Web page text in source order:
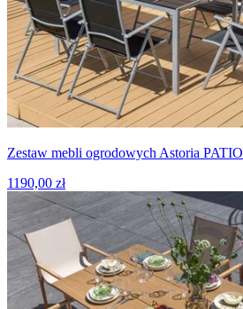
Zestaw mebli ogrodowych Astoria PATIO
1190,00 zł